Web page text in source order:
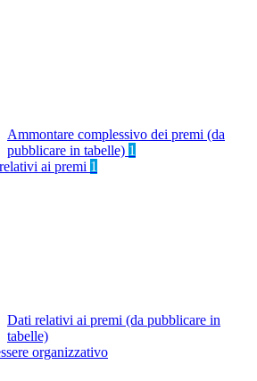
Ammontare complessivo dei premi (da
pubblicare in tabelle) 1
ai premi 1
Dati relativi ai premi (da pubblicare in
tabelle)
organizzativo